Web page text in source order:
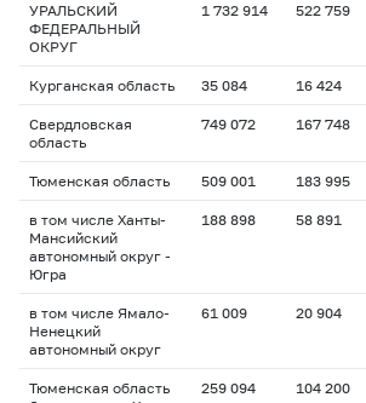
УРАЛЬСКИЙ
ФЕДЕРАЛЬНЫЙ
ОКРУГ
1 732 914 522 759
Курганская область 35 084 16 424
Свердловская
область
749 072 167 748
Тюменская область 509 001 183 995
в том числе Ханты-
Мансийский
автономный округ -
Югра
188 898 58 891
в том числе Ямало-
Ненецкий
автономный округ
61 009 20 904
Тюменская область
259 094 104 200